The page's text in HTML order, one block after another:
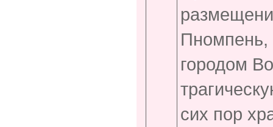
Пномпень,
городом
сих пор